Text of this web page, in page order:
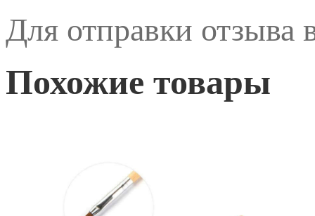
Для отправки отзыва
Похожие товары